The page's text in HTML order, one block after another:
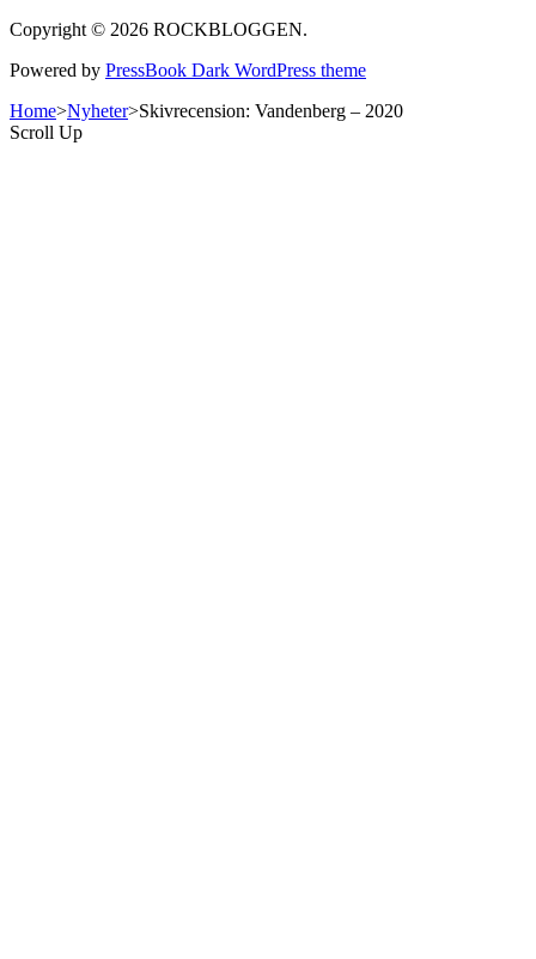
Copyright © 2026 ROCKBLOGGEN.
Powered by PressBook Dark WordPress theme
Home>Nyheter>Skivrecension: Vandenberg – 2020
Scroll Up